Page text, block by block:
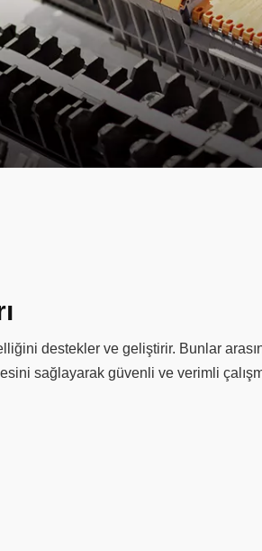
destekler ve geliştirir. Bunlar
sağlayarak güvenli ve verimli